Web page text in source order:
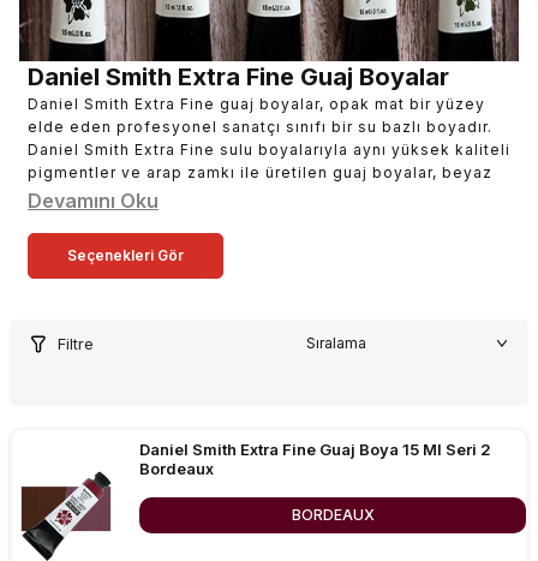
Daniel Smith Extra Fine Guaj Boyalar
Daniel Smith Extra Fine guaj boyalar, opak mat bir yüzey
elde eden profesyonel sanatçı sınıfı bir su bazlı boyadır.
Daniel Smith Extra Fine sulu boyalarıyla aynı yüksek kaliteli
pigmentler ve arap zamkı ile üretilen guaj boyalar, beyaz
veya diğer dolgu maddeleri eklemeden yoğunluk ve
olarak formüle edilmiştir. Resim stiliniz ister soyut, ister
temsili, ister illüstratif veya figüratif olsun, gua boyaların
tüpünden direkt olarak kitle tonu olarak uygulayın. Daha
yumuşak çizgiler ve puslu katmanlar oluşturmak için
oluşturabilirsiniz. Guaj boyaları kullanarak sulu boya
resimlerinizi kadifemsi gölgeler veya cesur renklerle
vurgulayın. Açık veya koyu yüzeylerde daha geniş bir fırça
yelpazesiyle deneyin. Yepyeni bir sanatsal ifade dünyasını
keşfedin!
Devamını Oku
Seçenekleri Gör
Filtre
Daniel Smith Extra Fine Guaj Boya 15 Ml Seri 2
Bordeaux
BORDEAUX